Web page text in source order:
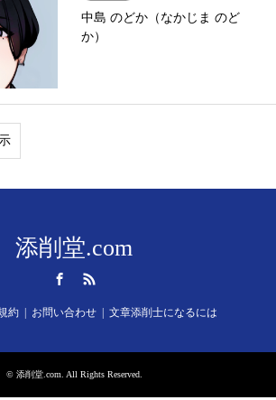
中島 のどか（なかじま のど
か）
添削堂.com
約 お問い合わせ 文章添削士になるには
© 添削堂.com. All Rights Reserved.